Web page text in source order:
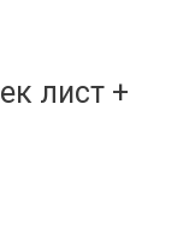
лист +